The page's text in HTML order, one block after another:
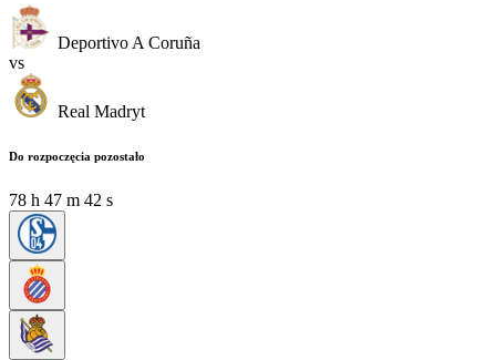
Deportivo A Coruña
vs
Real Madryt
Do rozpoczęcia pozostało
78 h 47 m 41 s